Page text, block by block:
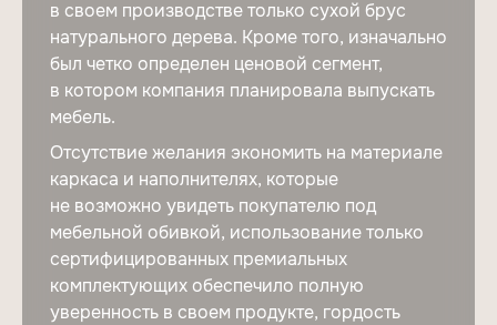
в своем производстве только сухой брус
натурального дерева. Кроме того, изначально
был четко определен ценовой сегмент,
в котором компания планировала выпускать
мебель.
Отсутствие желания экономить на материале
каркаса и наполнителях, которые
не возможно увидеть покупателю под
мебельной обивкой, использование только
сертифицированных премиальных
комплектующих обеспечило полную
уверенность в своем продукте, гордость